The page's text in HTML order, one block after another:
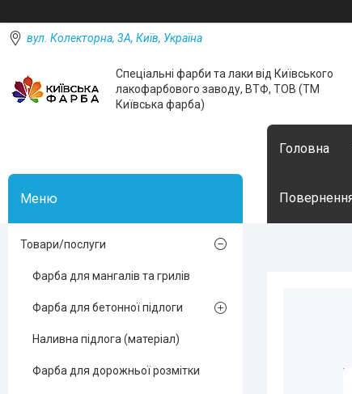
вул. Колекторна, 3А, Київ, Україна
Спеціальні фарби та лаки від Київського
лакофарбового заводу, ВТФ, ТОВ (ТМ
Київська фарба)
Головна
Товари/послуги
Фарба для мангалів та грилів
Фарба для бетонної підлоги
Наливна підлога (матеріал)
Фарба для дорожньої розмітки